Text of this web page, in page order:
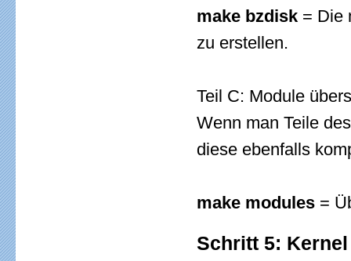
make bzdisk = Die
zu erstellen.
Teil C: Module
Wenn man Teile
diese ebenfalls
make modules =
Schritt 5: